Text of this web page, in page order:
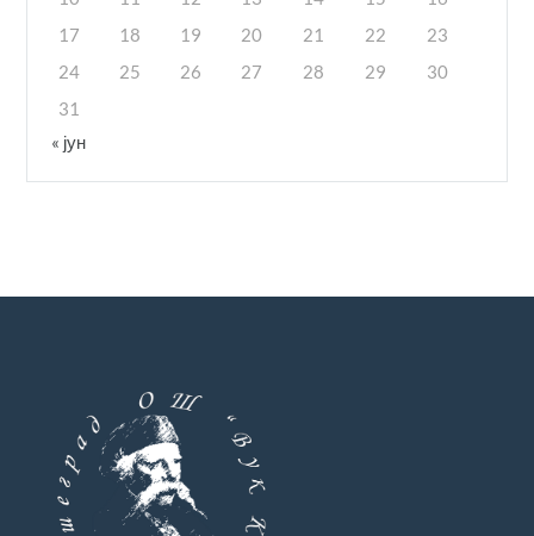
17
18 19 20 21 22
23
24
25 26 27 28 29
30
31
« јун